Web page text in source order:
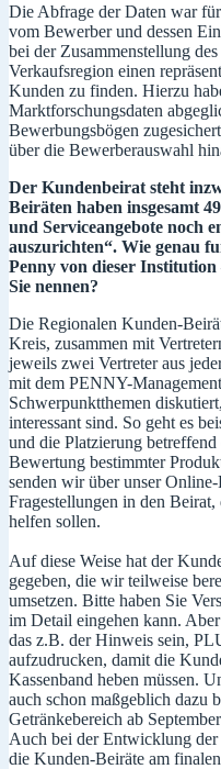
Die Abfrage der Daten war
vom Bewerber und dessen
bei der Zusammenstellung
Verkaufsregion einen
Kunden zu finden. Hierzu
Marktforschungsdaten
Bewerbungsbögen
über die Bewerberauswahl
Der Kundenbeirat steht
Beiräten haben insgesamt
und Serviceangebote noch
auszurichten“. Wie genau
Penny von dieser Institution
Sie nennen?
Die Regionalen Kunden-
Kreis, zusammen mit
jeweils zwei Vertreter aus
mit dem PENNY-
Schwerpunktthemen
interessant sind. So geht es
und die Platzierung
Bewertung bestimmter
senden wir über unser
Fragestellungen in den
helfen sollen.
Auf diese Weise hat der
gegeben, die wir teilweise
umsetzen. Bitte haben Sie
im Detail eingehen kann.
das z.B. der Hinweis sein,
aufzudrucken, damit die
Kassenband heben müssen.
auch schon maßgeblich dazu
Getränkebereich ab
Auch bei der Entwicklung der
die Kunden-Beiräte am